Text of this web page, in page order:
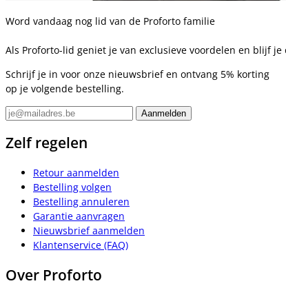
Word vandaag nog lid van de Proforto familie
Als Proforto-lid geniet je van exclusieve voordelen en blijf
Schrijf je in voor onze nieuwsbrief en ontvang 5% korting
op je volgende bestelling.
Zelf regelen
Retour aanmelden
Bestelling volgen
Bestelling annuleren
Garantie aanvragen
Nieuwsbrief aanmelden
Klantenservice (FAQ)
Over Proforto